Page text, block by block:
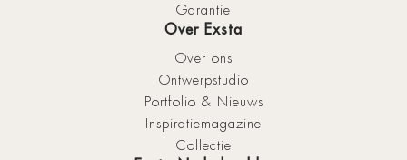
Garantie
Over Exsta
Over ons
Ontwerpstudio
Portfolio & Nieuws
Inspiratiemagazine
Collectie